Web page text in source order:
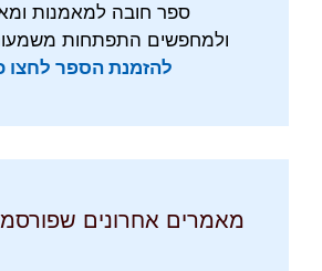
ספר חובה למאמנות
ולמחפשים התפתחות
להזמנת הספר לחצו
מאמרים אחרונים